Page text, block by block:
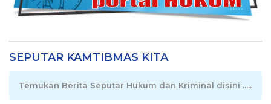
SEPUTAR KAMTIBMAS KITA
Temukan Berita Seputar Hukum dan Kriminal disini .....